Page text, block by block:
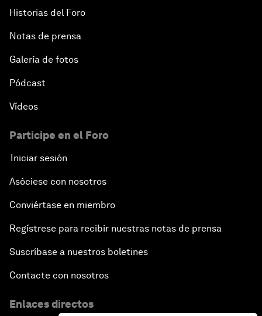
Historias del Foro
Notas de prensa
Galería de fotos
Pódcast
Vídeos
Participe en el Foro
Iniciar sesión
Asóciese con nosotros
Conviértase en miembro
Regístrese para recibir nuestras notas de prensa
Suscríbase a nuestros boletines
Contacte con nosotros
Enlaces directos